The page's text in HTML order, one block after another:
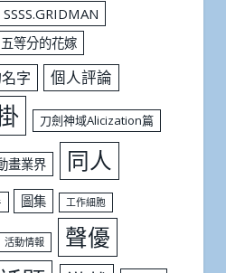
SSSS.GRIDMAN
五等分的花嫁
字 個人評論
刀劍神域Alicization篇
畫業界 同人
圖集 工作細胞
活動情報 聲優